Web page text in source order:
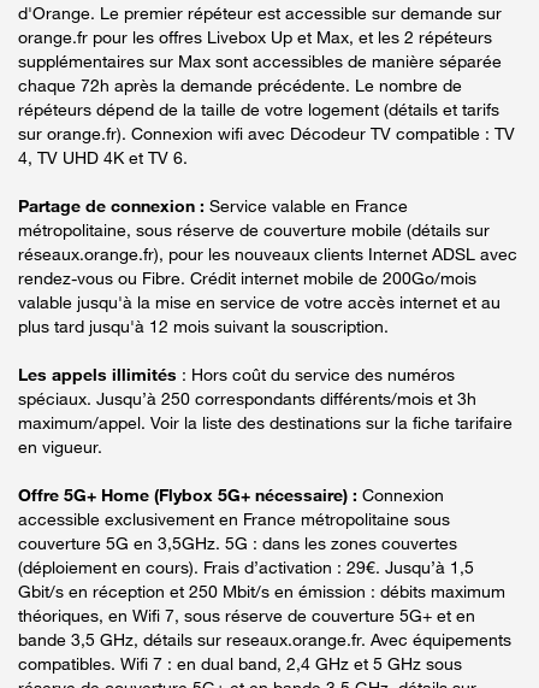
d'Orange. Le premier répéteur est accessible sur demande sur
orange.fr pour les offres Livebox Up et Max, et les 2 répéteurs
supplémentaires sur Max sont accessibles de manière séparée
chaque 72h après la demande précédente. Le nombre de
répéteurs dépend de la taille de votre logement (détails et tarifs
sur orange.fr). Connexion wifi avec Décodeur TV compatible : TV
4, TV UHD 4K et TV 6.
Partage de connexion : Service valable en France
métropolitaine, sous réserve de couverture mobile (détails sur
réseaux.orange.fr), pour les nouveaux clients Internet ADSL avec
rendez-vous ou Fibre. Crédit internet mobile de 200Go/mois
valable jusqu'à la mise en service de votre accès internet et au
plus tard jusqu'à 12 mois suivant la souscription.
Les appels illimités : Hors coût du service des numéros
spéciaux. Jusqu’à 250 correspondants différents/mois et 3h
maximum/appel. Voir la liste des destinations sur la fiche tarifaire
en vigueur.
Offre 5G+ Home (Flybox 5G+ nécessaire) : Connexion
accessible exclusivement en France métropolitaine sous
couverture 5G en 3,5GHz. 5G : dans les zones couvertes
(déploiement en cours). Frais d’activation : 29€. Jusqu’à 1,5
Gbit/s en réception et 250 Mbit/s en émission : débits maximum
théoriques, en Wifi 7, sous réserve de couverture 5G+ et en
bande 3,5 GHz, détails sur reseaux.orange.fr. Avec équipements
compatibles. Wifi 7 : en dual band, 2,4 GHz et 5 GHz sous